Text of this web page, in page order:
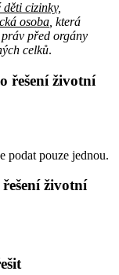
cizinky,
osoba , která
před orgány
celků.
řešení životní
podat pouze jednou.
životní